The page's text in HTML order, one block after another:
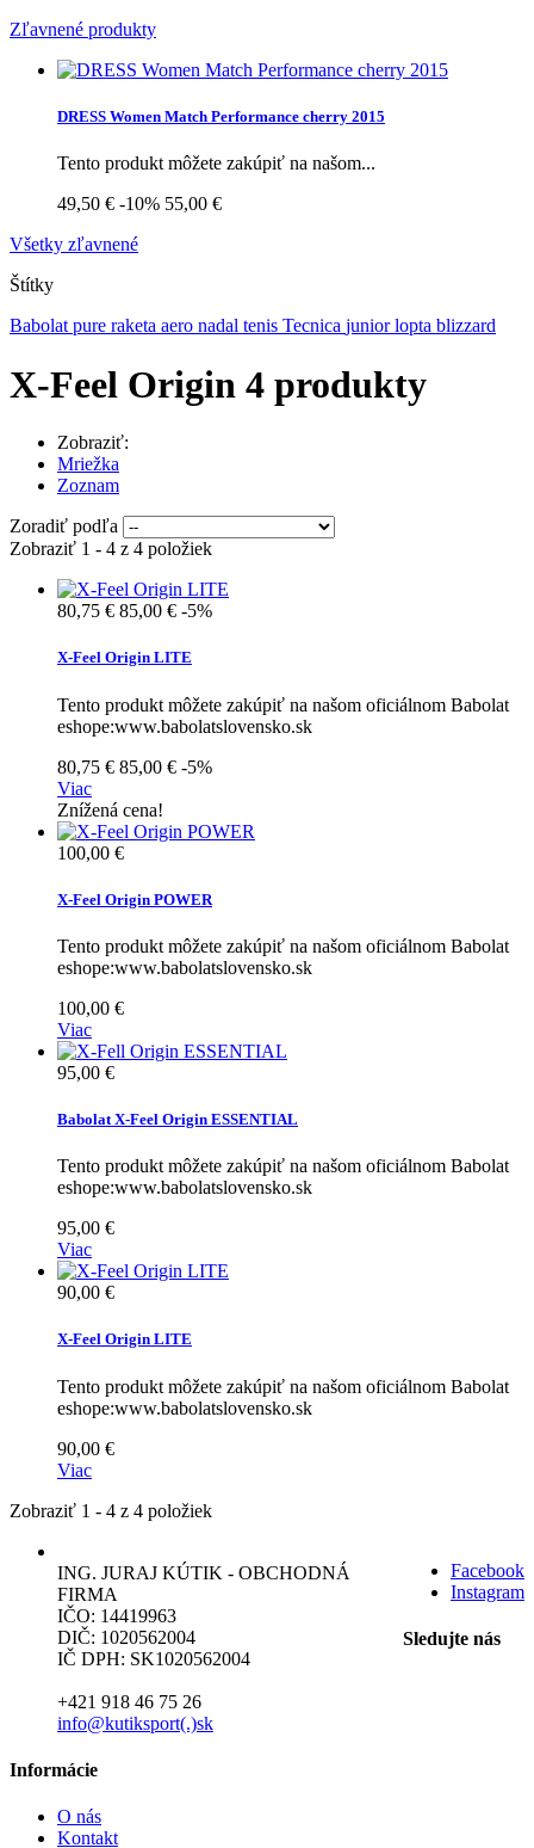
Zľavnené produkty
DRESS Women Match Performance cherry 2015
Tento produkt môžete zakúpiť na našom...
49,50 € -10% 55,00 €
Všetky zľavnené
Štítky
Babolat pure raketa aero nadal tenis Tecnica juniorlopta blizzard
X-Feel Origin 4 produkty
Zobraziť:
Mriežka
Zoznam
Zoradiť podľa
Zobraziť 1 - 4 z 4 položiek
80,75 € 85,00 € -5%
X-Feel Origin LITE
Tento produkt môžete zakúpiť na našom oficiálnom Babolat
eshope:www.babolatslovensko.sk
80,75 € 85,00 € -5%
Viac
Znížená cena!
100,00 €
X-Feel Origin POWER
Tento produkt môžete zakúpiť na našom oficiálnom Babolat
eshope:www.babolatslovensko.sk
100,00 €
Viac
95,00 €
Babolat X-Feel Origin ESSENTIAL
Tento produkt môžete zakúpiť na našom oficiálnom Babolat
eshope:www.babolatslovensko.sk
95,00 €
Viac
90,00 €
X-Feel Origin LITE
Tento produkt môžete zakúpiť na našom oficiálnom Babolat
eshope:www.babolatslovensko.sk
90,00 €
Viac
Zobraziť 1 - 4 z 4 položiek
Facebook
Instagram
Sledujte nás
ING. JURAJ KÚTIK - OBCHODNÁ
FIRMA
IČO: 14419963
DIČ: 1020562004
IČ DPH: SK1020562004
+421 918 46 75 26
info@kutiksport(.)sk
Informácie
O nás
Kontakt